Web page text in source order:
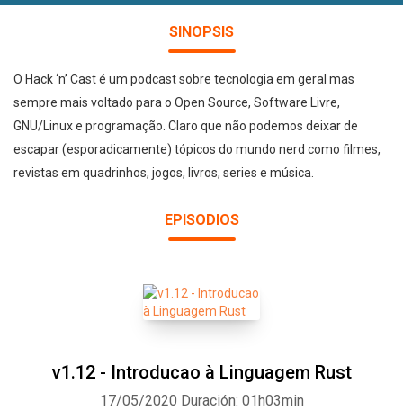
SINOPSIS
O Hack ‘n’ Cast é um podcast sobre tecnologia em geral mas
sempre mais voltado para o Open Source, Software Livre,
GNU/Linux e programação. Claro que não podemos deixar de
escapar (esporadicamente) tópicos do mundo nerd como filmes,
revistas em quadrinhos, jogos, livros, series e música.
EPISODIOS
v1.12 - Introducao à Linguagem Rust
17/05/2020 Duración: 01h03min